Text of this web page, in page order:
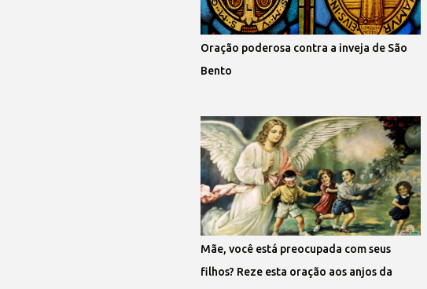
Oração poderosa contra a inveja de São
Bento
Mãe, você está preocupada com seus
filhos? Reze esta oração aos anjos da